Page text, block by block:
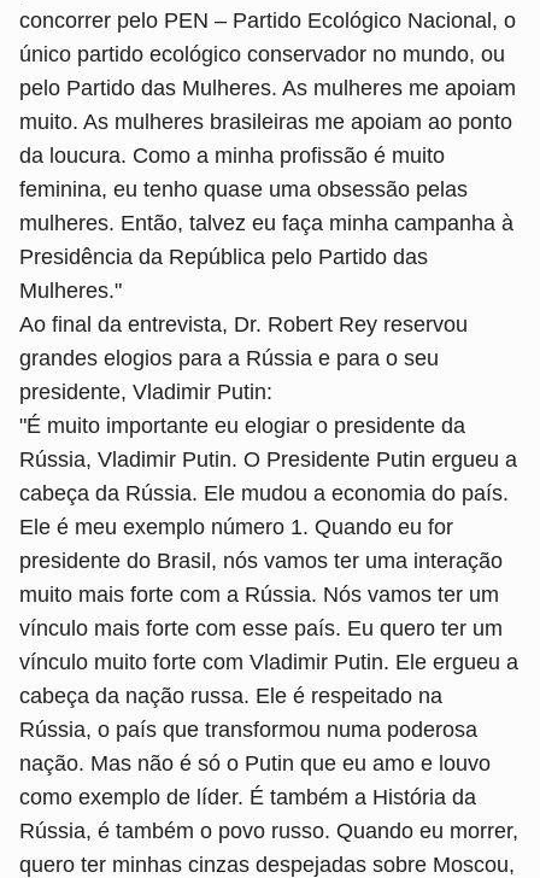
concorrer pelo PEN – Partido Ecológico Nacional, o
único partido ecológico conservador no mundo, ou
pelo Partido das Mulheres. As mulheres me apoiam
muito. As mulheres brasileiras me apoiam ao ponto
da loucura. Como a minha profissão é muito
feminina, eu tenho quase uma obsessão pelas
mulheres. Então, talvez eu faça minha campanha à
Presidência da República pelo Partido das
Mulheres."
Ao final da entrevista, Dr. Robert Rey reservou
grandes elogios para a Rússia e para o seu
presidente, Vladimir Putin:
"É muito importante eu elogiar o presidente da
Rússia, Vladimir Putin. O Presidente Putin ergueu a
cabeça da Rússia. Ele mudou a economia do país.
Ele é meu exemplo número 1. Quando eu for
presidente do Brasil, nós vamos ter uma interação
muito mais forte com a Rússia. Nós vamos ter um
vínculo mais forte com esse país. Eu quero ter um
vínculo muito forte com Vladimir Putin. Ele ergueu a
cabeça da nação russa. Ele é respeitado na
Rússia, o país que transformou numa poderosa
nação. Mas não é só o Putin que eu amo e louvo
como exemplo de líder. É também a História da
Rússia, é também o povo russo. Quando eu morrer,
quero ter minhas cinzas despejadas sobre Moscou,